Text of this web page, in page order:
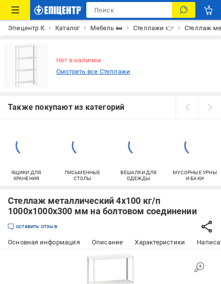
Эпицентр К Каталог Мебель 🛌 Стеллажи 👉 Стеллаж
Нет в наличии
Смотреть все Стеллажи
Также покупают из категорий
ЯЩИКИ ДЛЯ
ХРАНЕНИЯ
ПИСЬМЕННЫЕ
СТОЛЫ
ВЕШАЛКИ ДЛЯ
ОДЕЖДЫ
МУСОРНЫЕ УРНЫ
И БАКИ
Стеллаж металлический 4х100 кг/п
1000х1000х300 мм на болтовом соединении
оставить отзыв
Основная информация Описание Характеристики